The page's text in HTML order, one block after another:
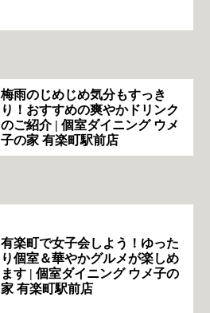
梅雨のじめじめ気分もすっき
り！おすすめの爽やかドリンク
のご紹介 | 個室ダイニング ウメ
子の家 有楽町駅前店
有楽町で女子会しよう！ゆった
り個室＆華やかグルメが楽しめ
ます | 個室ダイニング ウメ子の
家 有楽町駅前店